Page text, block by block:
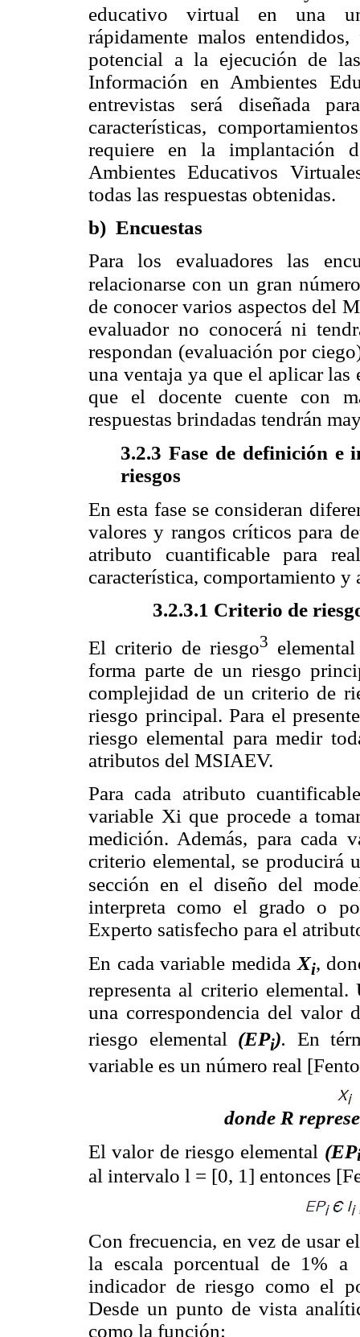
educativo virtual en una
rápidamente malos
potencial a la ejecución de
Información en Ambientes
entrevistas será diseñada
características,
requiere en la implantación
Ambientes Educativos
todas las respuestas obtenidas.
b) Encuestas
Para los evaluadores las
relacionarse con un gran
de conocer varios aspectos del
evaluador no conocerá ni
respondan (evaluación por
una ventaja ya que el aplicar las
que el docente cuente con
respuestas brindadas tendrán
3.2.3 Fase de definición e
riesgos
En esta fase se consideran
valores y rangos críticos para
atributo cuantificable para
característica, comportamiento
3.2.3.1 Criterio de
El criterio de riesgo3
forma parte de un riesgo
complejidad de un criterio de
riesgo principal. Para el
riesgo elemental para medir
atributos del MSIAEV.
Para cada atributo
variable Xi que procede a
medición. Además, para cada
criterio elemental, se producirá
sección en el diseño del
interpreta como el grado o
Experto satisfecho para el
En cada variable medida Xi,
representa al criterio
una correspondencia del valor
riesgo elemental (EPi). En
variable es un número real
donde R
El valor de riesgo elemental (EP
al intervalo l = [0, 1] entonces
Con frecuencia, en vez de usar
la escala porcentual de 1% a
indicador de riesgo como el
Desde un punto de vista
como la función: